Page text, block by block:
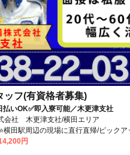
ッフ(有資格者募集)
払いOK✅即入寮可能／木更津支社
会社 木更津支社/横田エリア
横田駅周辺の現場に直行直帰/ピックア
す♪ 円